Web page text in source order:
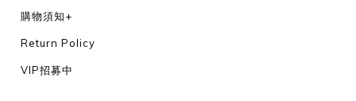
購物須知+
Return Policy
VIP招募中